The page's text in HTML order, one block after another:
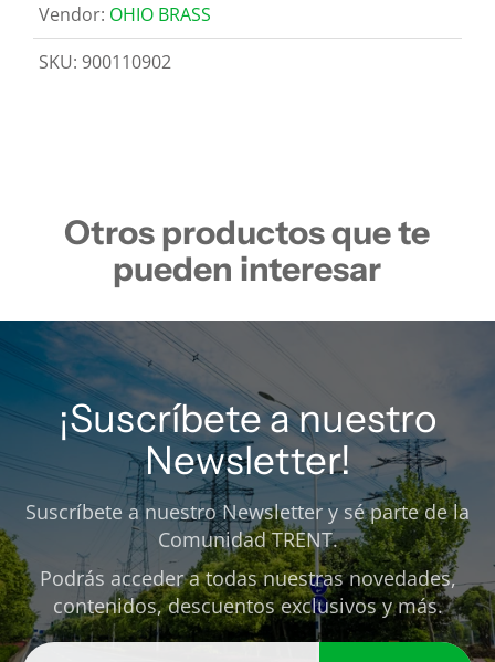
Vendor: OHIO BRASS
SKU: 900110902
Otros productos que te
pueden interesar
¡Suscríbete a nuestro
Newsletter!
Suscríbete a nuestro Newsletter y sé parte de la
Comunidad TRENT.
Podrás acceder a todas nuestras novedades,
contenidos, descuentos exclusivos y más.